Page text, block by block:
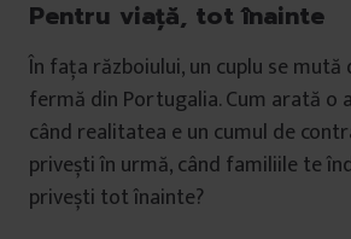
Pentru viață, tot înainte
În fața războiului, un cuplu se mută
fermă din Portugalia. Cum arată o
când realitatea e un cumul de
privești în urmă, când familiile te
privești tot înainte?